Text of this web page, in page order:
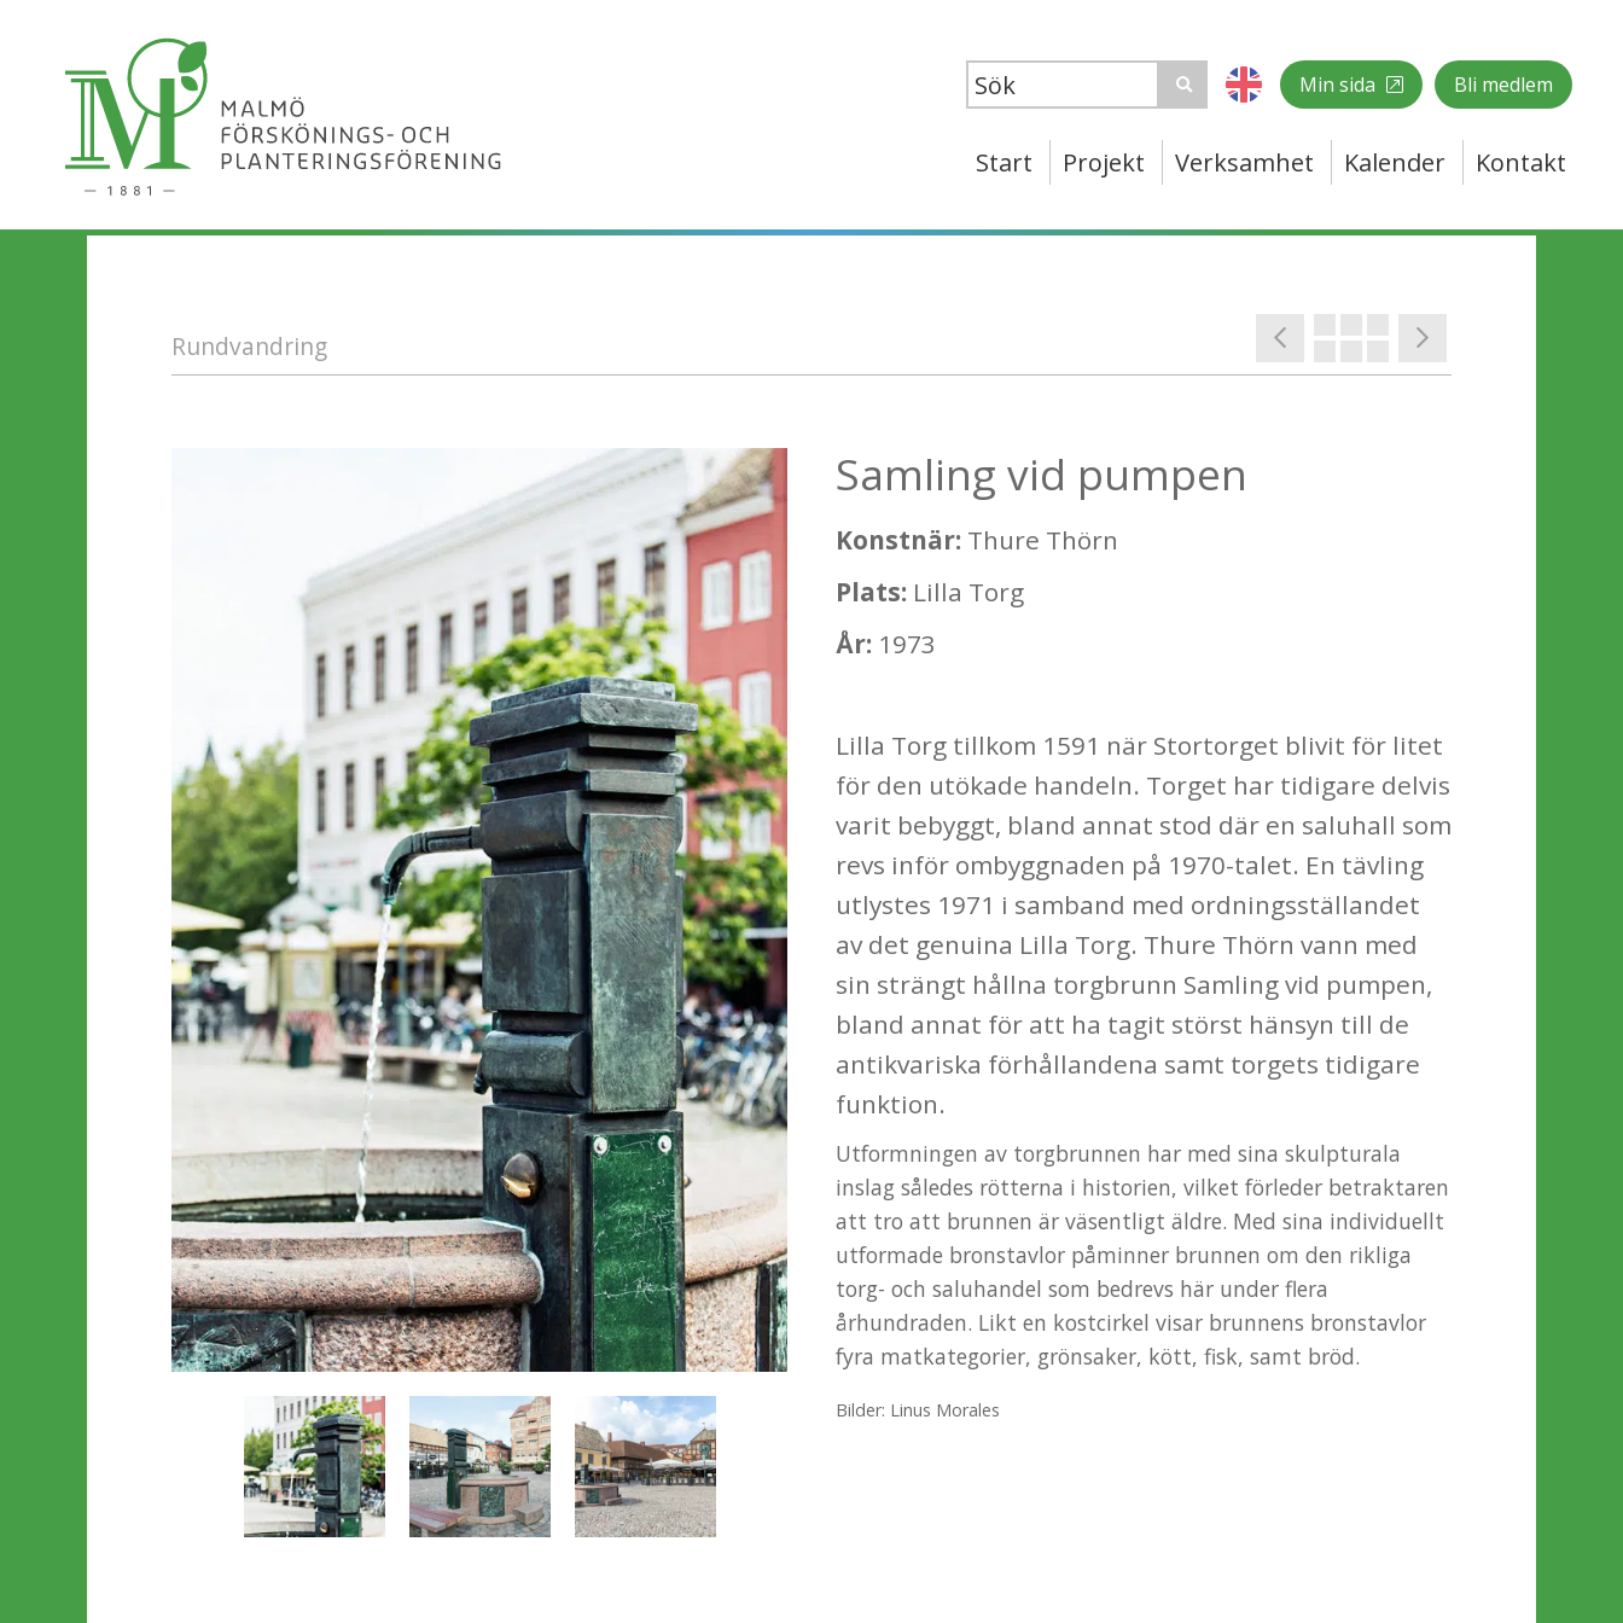
Bli medlem
Min sida
Start Projekt Verksamhet Kalender Kontakt
Rundvandring
Samling vid pumpen
Konstnär: Thure Thörn
Plats: Lilla Torg
År: 1973
Lilla Torg tillkom 1591 när Stortorget blivit för litet
för den utökade handeln. Torget har tidigare delvis
varit bebyggt, bland annat stod där en saluhall som
revs inför ombyggnaden på 1970-talet. En tävling
utlystes 1971 i samband med ordningsställandet
av det genuina Lilla Torg. Thure Thörn vann med
sin strängt hållna torgbrunn Samling vid pumpen,
bland annat för att ha tagit störst hänsyn till de
antikvariska förhållandena samt torgets tidigare
funktion.
Utformningen av torgbrunnen har med sina skulpturala
inslag således rötterna i historien, vilket förleder betraktaren
att tro att brunnen är väsentligt äldre. Med sina individuellt
utformade bronstavlor påminner brunnen om den rikliga
torg- och saluhandel som bedrevs här under flera
århundraden. Likt en kostcirkel visar brunnens bronstavlor
fyra matkategorier, grönsaker, kött, fisk, samt bröd.
Bilder: Linus Morales